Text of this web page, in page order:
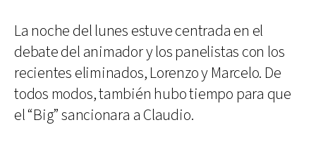
La noche del lunes estuve centrada en el
debate del animador y los panelistas con los
recientes eliminados, Lorenzo y Marcelo. De
todos modos, también hubo tiempo para que
el “Big” sancionara a Claudio.